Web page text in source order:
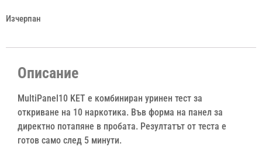
Изчерпан
Описание
MultiPanel10 KET е комбиниран уринен тест за
откриване на 10 наркотика. Във форма на панел за
директно потапяне в пробата. Резултатът от теста е
готов само след 5 минути.